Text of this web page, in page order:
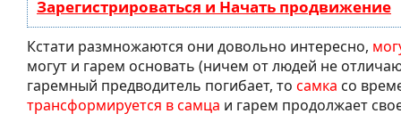
Зарегистрироваться и Начать продвижение
Кстати размножаются они довольно интересно,
могут и гарем основать (ничем от людей не
гаремный предводитель погибает, то самка со
трансформируется в самца и гарем продолжает